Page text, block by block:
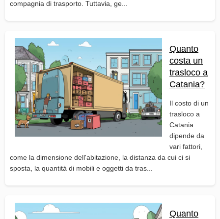
compagnia di trasporto. Tuttavia, ge...
Quanto
costa un
trasloco a
Catania?
Il costo di un
trasloco a
Catania
dipende da
vari fattori,
come la dimensione dell'abitazione, la distanza da cui ci si
sposta, la quantità di mobili e oggetti da tras...
Quanto